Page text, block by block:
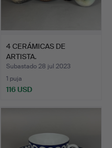
4 CERÁMICAS DE
ARTISTA.
Subastado 28 jul 2023
1 puja
116 USD